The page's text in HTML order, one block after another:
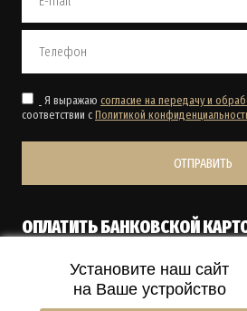
Я выражаю согласие на передачу и
соответствии с Политикой
ОТПРАВИТЬ
ОПЛАТИТЬ БАНКОВСКОЙ
ТЕРМИНАЛ КУРЬЕРУ ПРИ
Установите наш сайт
на Ваше устройство